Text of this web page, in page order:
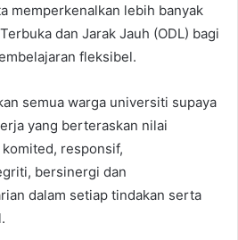
memperkenalkan lebih banyak
dan Jarak Jauh (ODL) bagi
fleksibel.
semua warga universiti supaya
yang berteraskan nilai
komited, responsif,
bersinergi dan
dalam setiap tindakan serta